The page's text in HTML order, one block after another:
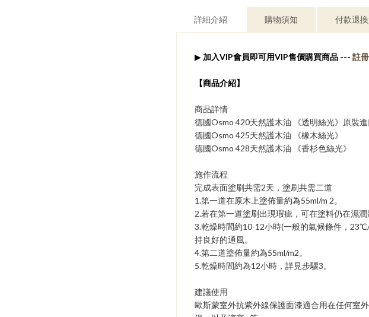
詳細介紹 購物須知 付款退
▶ 加入VIP會員即可用VIP售價購買商品 --- 註
​【商品介紹】
商品詳情
德國Osmo 420天然護木油 《透明絲光》原裝進
德國Osmo 425天然護木油 《橡木絲光》
德國Osmo 428天然護木油 《香杉色絲光》
施作流程
完成表面塗刷共需2天，塗刷共需二道
1.第一道在原木上塗佈量約為55ml/m 2。
2.若在第一道塗刷出現瑕疵，可在塗料仍在濕
3.乾燥時間約10-12小時(一般的氣候條件，
持良好的通風。
4.第二道塗佈量約為55ml/m2。
5.乾燥時間約為12小時，詳見步驟3。
建議使用
歐斯蒙室外抗紫外線保護面漆適合用在任何室